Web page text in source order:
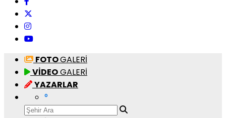
FOTOGALERİ
VİDEOGALERİ
YAZARLAR
°